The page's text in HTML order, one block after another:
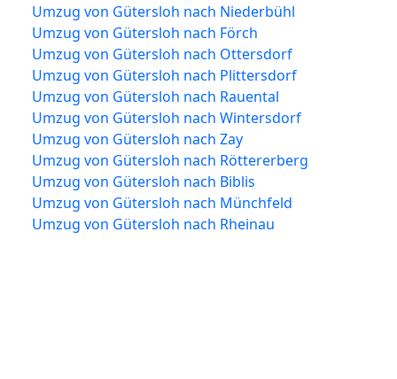
Umzug von Gütersloh nach Niederbühl
Umzug von Gütersloh nach Förch
Umzug von Gütersloh nach Ottersdorf
Umzug von Gütersloh nach Plittersdorf
Umzug von Gütersloh nach Rauental
Umzug von Gütersloh nach Wintersdorf
Umzug von Gütersloh nach Zay
Umzug von Gütersloh nach Röttererberg
Umzug von Gütersloh nach Biblis
Umzug von Gütersloh nach Münchfeld
Umzug von Gütersloh nach Rheinau